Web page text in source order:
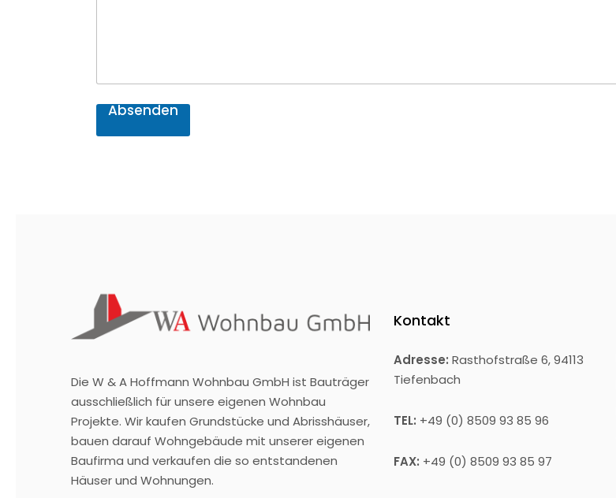
t
o
m
n
a
Absenden
Die W & A Hoffmann Wohnbau GmbH ist Bauträger
ausschließlich für unsere eigenen Wohnbau
Projekte. Wir kaufen Grundstücke und Abrisshäuser,
bauen darauf Wohngebäude mit unserer eigenen
Baufirma und verkaufen die so entstandenen
Häuser und Wohnungen.
Kontakt
Adresse: Rasthofstraße 6, 94113
Tiefenbach
TEL: +49 (0) 8509 93 85 96
FAX: +49 (0) 8509 93 85 97